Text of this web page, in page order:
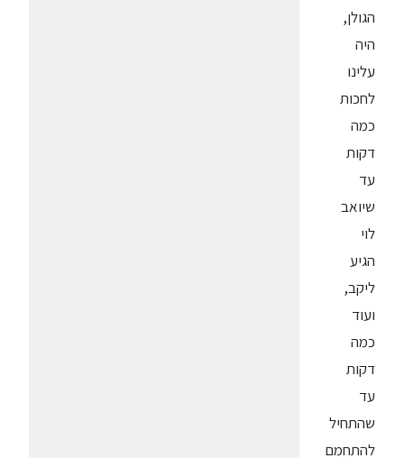
הגולן,
היה
עלינו
לחכות
כמה
דקות
עד
שיואב
לוי
הגיע
ליקב,
ועוד
כמה
דקות
עד
שהתחיל
להתחמם